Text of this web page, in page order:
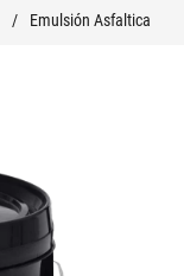
Emulsión Asfaltica